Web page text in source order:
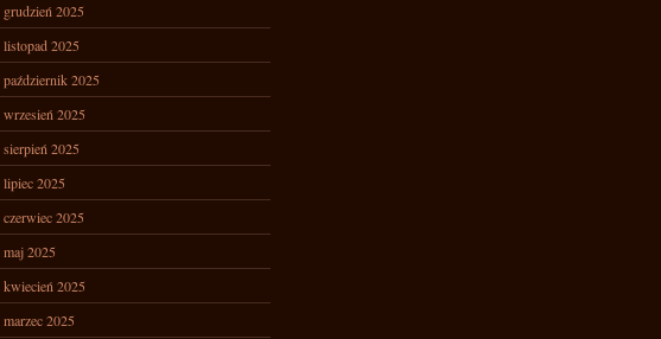
grudzień 2025
listopad 2025
październik 2025
wrzesień 2025
sierpień 2025
lipiec 2025
czerwiec 2025
maj 2025
kwiecień 2025
marzec 2025